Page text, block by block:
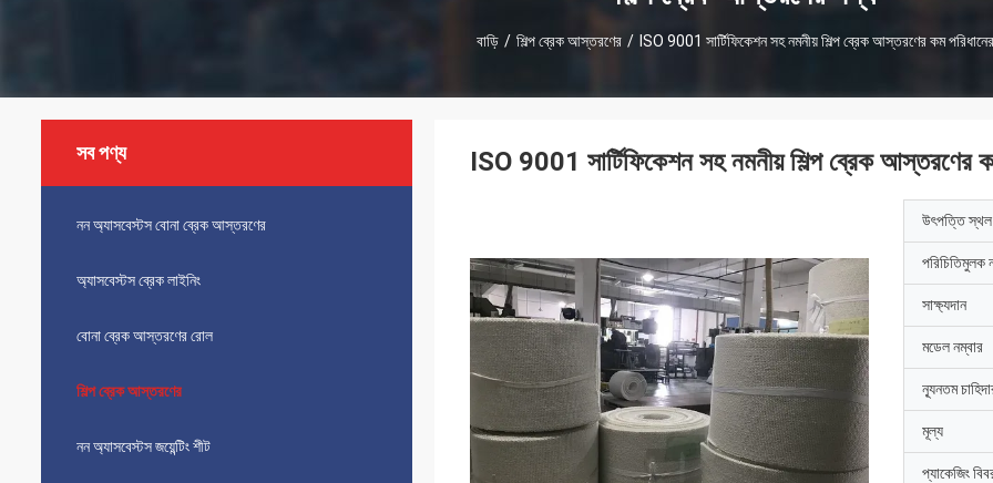
বাড়ি / শিল্প ব্রেক আস্তরণের / ISO 9001 সার্টিফিকেশন সহ নমনীয় শিল্প ব্রেক আস্তরণের কম
সব পণ্য
নন অ্যাসবেস্টস বোনা ব্রেক আস্তরণের
অ্যাসবেস্টস ব্রেক লাইনিং
বোনা ব্রেক আস্তরণের রোল
শিল্প ব্রেক আস্তরণের
নন অ্যাসবেস্টস জয়েন্টিং শীট
ISO 9001 সার্টিফিকেশন সহ নমনীয় শিল্প ব্রেক আস্তরণের
উৎপত্তি স্থল
পরিচিতিমুলক
সাক্ষ্যদান
মডেল নম্বার
ন্যূনতম
মূল্য
প্যাকেজিং